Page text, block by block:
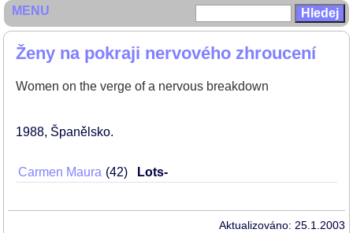
Ženy na pokraji nervového zhroucení
Women on the verge of a nervous breakdown
1988 Španělsko
Carmen Maura 42 Lots-
Aktualizováno: 25.1.2003
MENU